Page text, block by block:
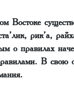
Востоке
рик’а,
о правилах
В свою